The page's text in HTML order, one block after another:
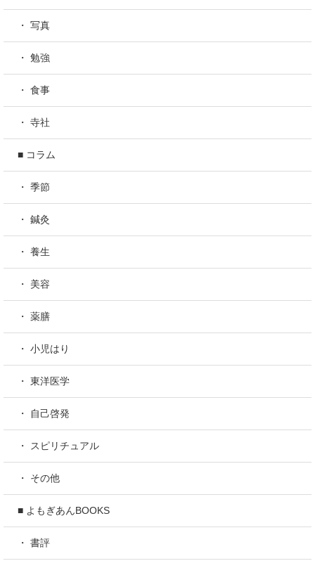
・ 写真
・ 勉強
・ 食事
・ 寺社
■ コラム
・ 季節
・ 鍼灸
・ 養生
・ 美容
・ 薬膳
・ 小児はり
・ 東洋医学
・ 自己啓発
・ スピリチュアル
・ その他
■ よもぎあんBOOKS
・ 書評